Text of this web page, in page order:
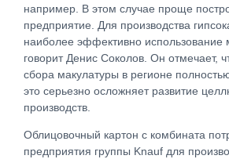
например. В этом случае проще
предприятие. Для производства
наиболее эффективно
говорит Денис Соколов. Он отмечает,
сбора макулатуры в регионе полностью
это серьезно осложняет развитие
производств.
Облицовочный картон с комбината
предприятия группы Knauf для